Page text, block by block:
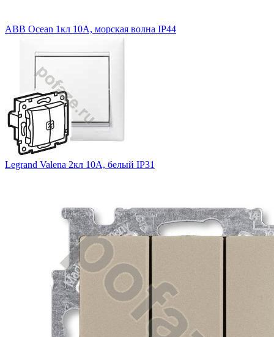
ABB Ocean 1кл 10А, морская волна IP44
Legrand Valena 2кл 10А, белый IP31